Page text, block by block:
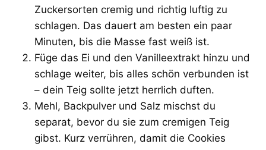
Zuckersorten cremig und richtig luftig zu
schlagen. Das dauert am besten ein paar
Minuten, bis die Masse fast weiß ist.
Füge das Ei und den Vanilleextrakt hinzu und
schlage weiter, bis alles schön verbunden ist
– dein Teig sollte jetzt herrlich duften.
Mehl, Backpulver und Salz mischst du
separat, bevor du sie zum cremigen Teig
gibst. Kurz verrühren, damit die Cookies